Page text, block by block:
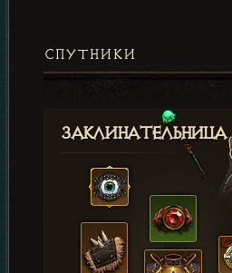
СПУТНИКИ
Заклинательница